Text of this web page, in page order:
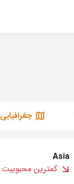
جغرافیایی
Asia
کمترین محبوبیت